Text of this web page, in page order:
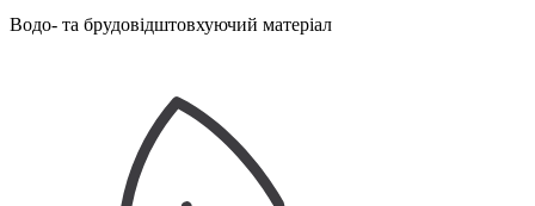
Водо- та брудовідштовхуючий матеріал